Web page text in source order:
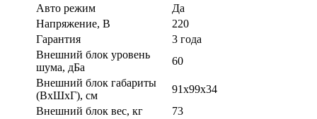
Авто режим
Да
Напряжение, В
220
Гарантия
3 года
Внешний блок уровень
шума, дБа
60
Внешний блок габариты
(ВхШхГ), см
91x99x34
Внешний блок вес, кг
73